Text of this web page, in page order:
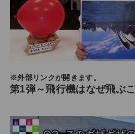
※外部リンクが開きます。
第1弾～飛行機はなぜ飛ぶ